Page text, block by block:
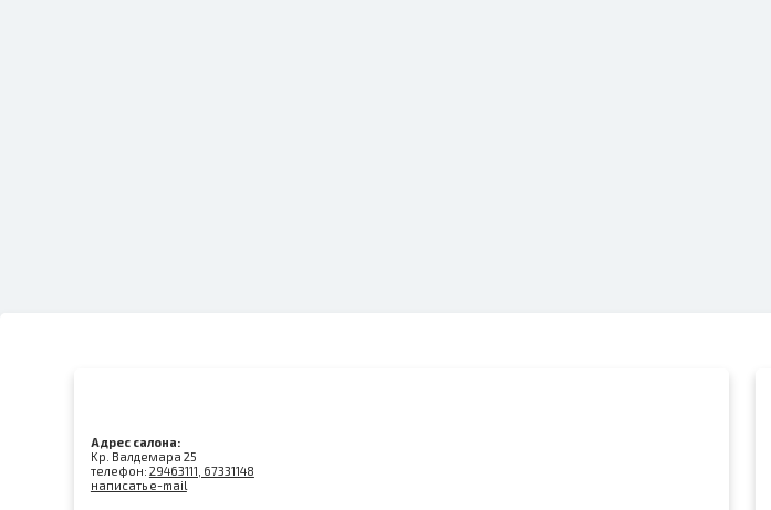
Адрес салона:
Kр. Валдемара 25
телефон: 29463111, 67331148
написать e-mail